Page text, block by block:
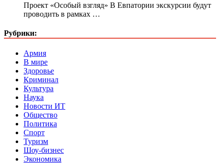
Проект «Особый взгляд» В Евпатории экскурсии будут
проводить в рамках …
Рубрики:
Армия
В мире
Здоровье
Криминал
Культура
Наука
Новости ИТ
Общество
Политика
Спорт
Туризм
Шоу-бизнес
Экономика